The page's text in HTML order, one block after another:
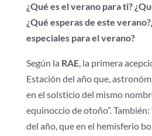
¿Qué es el verano para ti?
¿Qué esperas de este
especiales para el verano?
Según la RAE, la primera
Estación del año que,
en el solsticio del mismo
equinoccio de otoño”. También:
del año, que en el hemisferio